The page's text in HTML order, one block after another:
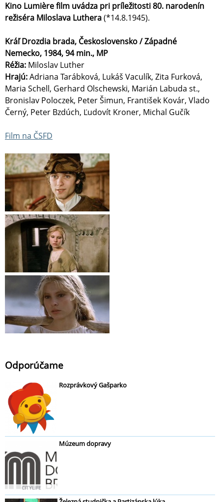
Kino Lumière film uvádza pri príležitosti 80. narodenín
režiséra Miloslava Luthera(*14.8.1945).
Kráľ Drozdia brada, Československo / Západné
Nemecko, 1984, 94 min., MP
Réžia: Miloslav Luther
Hrajú:Adriana Tarábková, Lukáš Vaculík, Zita Furková,
Maria Schell, Gerhard Olschewski, Marián Labuda st.,
Bronislav Poloczek, Peter Šimun, František Kovár, Vlado
Černý, Peter Bzdúch, Ľudovít Kroner, Michal Gučík
Film na ČSFD
Odporúčame
Rozprávkový Gašparko
CITYLIFE
Múzeum dopravy